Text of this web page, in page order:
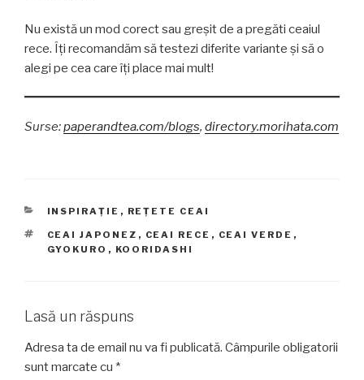
Nu există un mod corect sau greșit de a pregăti ceaiul
rece. Îți recomandăm să testezi diferite variante și să o
alegi pe cea care îți place mai mult!
Surse:paperandtea.com/blogs, directory.morihata.com
CATEGORII
INSPIRAȚIE , REȚETE CEAI
ETICHETE
CEAI JAPONEZ , CEAI RECE , CEAI VERDE ,
GYOKURO , KOORIDASHI
Lasă un răspuns
Adresa ta de email nu va fi publicată. Câmpurile obligatorii
sunt marcate cu *